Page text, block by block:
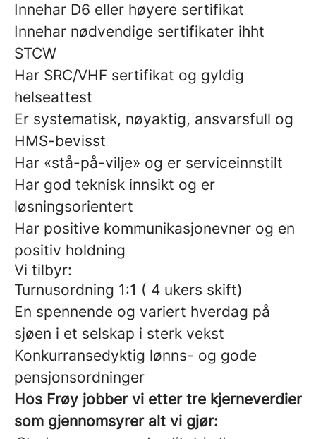
Innehar D6 eller høyere sertifikat
Innehar nødvendige sertifikater ihht
STCW
Har SRC/VHF sertifikat og gyldig
helseattest
Er systematisk, nøyaktig, ansvarsfull og
HMS-bevisst
Har «stå-på-vilje» og er serviceinnstilt
Har god teknisk innsikt og er
løsningsorientert
Har positive kommunikasjonevner og en
positiv holdning
Vi tilbyr:
Turnusordning 1:1 ( 4 ukers skift)
En spennende og variert hverdag på
sjøen i et selskap i sterk vekst
Konkurransedyktig lønns- og gode
pensjonsordninger
Hos Frøy jobber vi etter tre kjerneverdier
som gjennomsyrer alt vi gjør: